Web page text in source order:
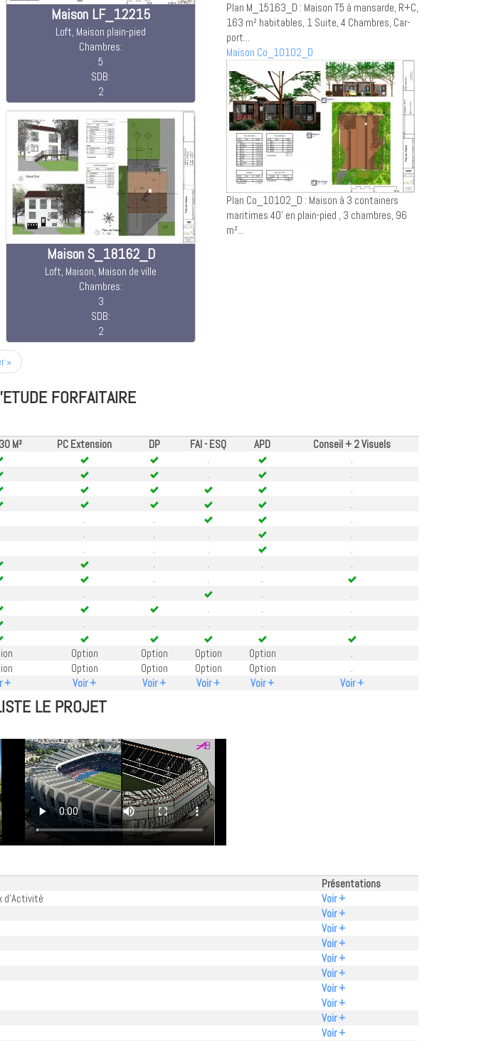
Maison LF_12215
Loft, Maison plain-pied
Chambres:
5
SDB:
2
Maison S_18162_D
Loft, Maison, Maison de ville
Chambres:
3
SDB:
2
»
Plan M_15163_D : Maison T5 à mansarde, R+C,
163 m² habitables, 1 Suite, 4 Chambres, Car-
port...
Maison Co_10102_D
Plan Co_10102_D : Maison à 3 containers
maritimes 40' en plain-pied , 3 chambres, 96
m²...
FORFAITAIRE
M² PC Extension DP FAI - ESQ APD
Conseil + 2 Visuels
.
.
.
.
.
.
. .
.
. . .
.
. . .
.
. . .
.
. .
.
. . .
.
. .
.
. . . .
.
Option Option Option Option
.
Option Option Option Option
.
+ Voir + Voir + Voir + Voir + Voir +
LE PROJET
Présentations
d'Activité
Voir +
Voir +
Voir +
Voir +
Voir +
Voir +
Voir +
Voir +
Voir +
Voir +